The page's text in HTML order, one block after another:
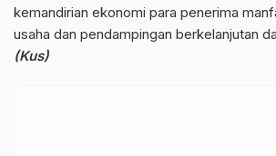
kemandirian ekonomi para penerima
usaha dan pendampingan berkelanjutan
(Kus)